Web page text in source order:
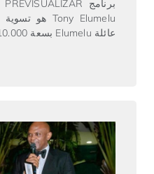
عائلة Elumelu بسعة 10.000 دولار